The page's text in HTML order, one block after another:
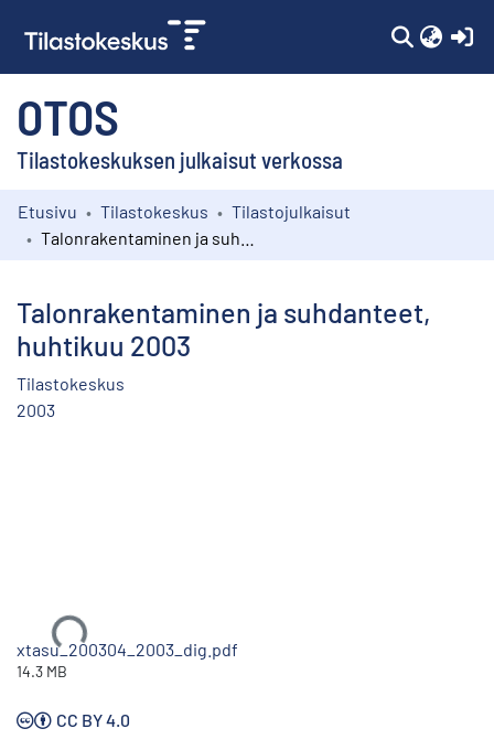
OTOS
Tilastokeskuksen julkaisut verkossa
Kokoelmat
Etusivu Tilastokeskus
Tilastojulkaisut
Talonrakentaminen ja suhdanteet,
huhtikuu 2003
Tilastokeskus
2003
Ladataan...
xtasu_200304_2003_dig.pdf
14.3 MB
CC BY 4.0